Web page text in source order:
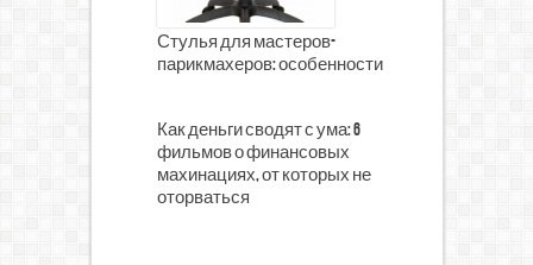
Стулья для мастеров-
парикмахеров: особенности
Как деньги сводят с ума: 6
фильмов о финансовых
махинациях, от которых не
оторваться